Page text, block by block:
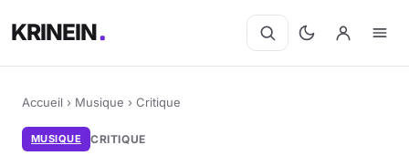
KRINEIN
Accueil › Musique › Critique
MUSIQUE CRITIQUE